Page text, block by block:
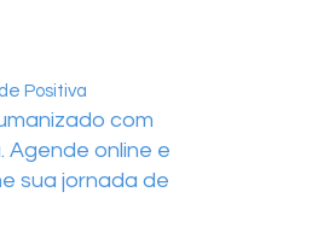
com
Agende online e
sua jornada de
Positiva